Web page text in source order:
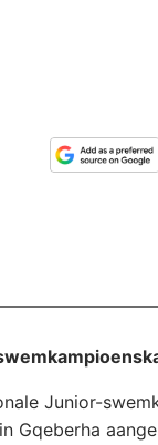
Junior-
Gqeberha